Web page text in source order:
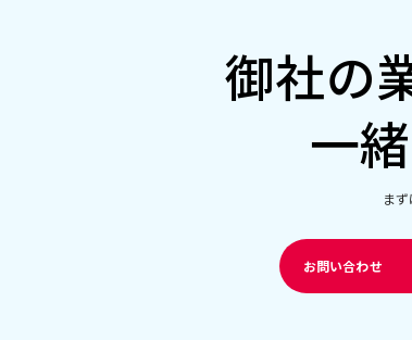
御社の
一
ま
お問い合わせ